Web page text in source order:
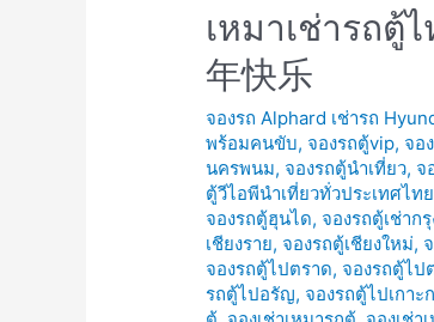
เหมาเช่ารถตู้
年快乐
จองรถ Alphard เช่ารถ
พร้อมคนขับ, จองรถตู้vip, จอ
นครพนม, จองรถตู้นำเที่ยว, จ
ตู้วีไอพีนำเที่ยวทั่วประเทศไทย
จองรถตู้ฮุนได, จองรถตู้เช่าก
เชียงราย, จองรถตู้เชียงใหม่,
จองรถตู้ไปตราด, จองรถตู้ไป
รถตู้ไปอรัญ, จองรถตู้ไปเกาะ